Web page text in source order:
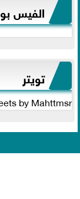
الفيس
تويتر
by Mahttmsr